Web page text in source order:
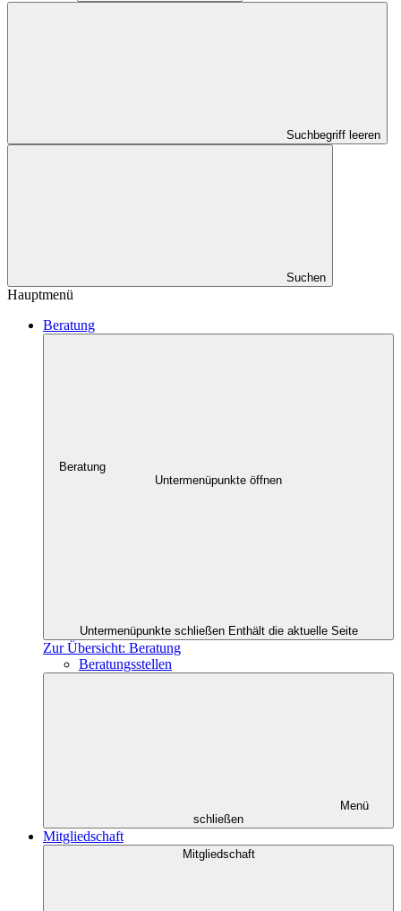
Suchbegriff leeren
Suchen
Hauptmenü
Beratung
Beratung
Untermenüpunkte öffnen
Untermenüpunkte schließen Enthält die aktuelle Seite
Zur Übersicht: Beratung
Beratungsstellen
Menü
schließen
Mitgliedschaft
Mitgliedschaft